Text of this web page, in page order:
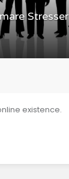
Stresser
existence.